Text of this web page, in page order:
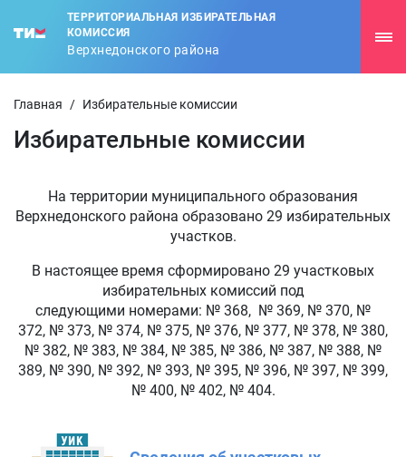
ТЕРРИТОРИАЛЬНАЯ ИЗБИРАТЕЛЬНАЯ
КОМИССИЯ
Верхнедонского района
Главная / Избирательные комиссии
Избирательные комиссии
На территории муниципального образования
Верхнедонского района образовано 29 избирательных
участков.
В настоящее время сформировано 29 участковых
избирательных комиссий под
следующими номерами: № 368, № 369, № 370, №
372, № 373, № 374, № 375, № 376, № 377, № 378, № 380,
№ 382, № 383, № 384, № 385, № 386, № 387, № 388, №
389, № 390, № 392, № 393, № 395, № 396, № 397, № 399,
№ 400, № 402, № 404.